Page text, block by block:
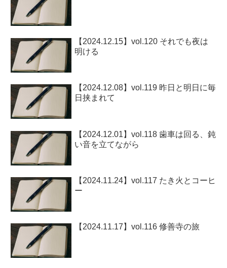
【2024.12.15】vol.120 それでも夜は
明ける
【2024.12.08】vol.119 昨日と明日に毎
日挟まれて
【2024.12.01】vol.118 歯車は回る、鈍
い音を立てながら
【2024.11.24】vol.117 たき火とコーヒ
ー
【2024.11.17】vol.116 修善寺の旅